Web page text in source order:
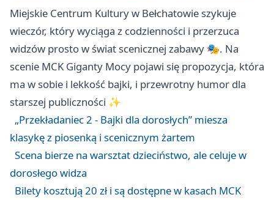
Miejskie Centrum Kultury w Bełchatowie szykuje
wieczór, który wyciąga z codzienności i przerzuca
widzów prosto w świat scenicznej zabawy 🎭. Na
scenie MCK Giganty Mocy pojawi się propozycja, która
ma w sobie i lekkość bajki, i przewrotny humor dla
starszej publiczności ✨
„Przekładaniec 2 - Bajki dla dorosłych” miesza
klasykę z piosenką i scenicznym żartem
Scena bierze na warsztat dzieciństwo, ale celuje w
dorosłego widza
Bilety kosztują 20 zł i są dostępne w kasach MCK